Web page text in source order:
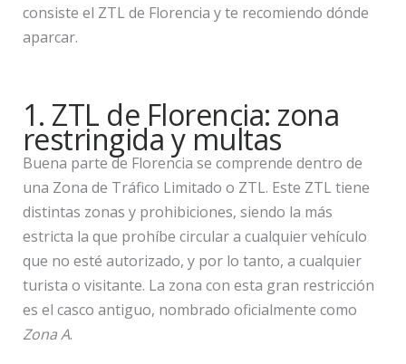
consiste el ZTL de Florencia y te recomiendo dónde
aparcar.
1. ZTL de Florencia: zona
restringida y multas
Buena parte de Florencia se comprende dentro de
una Zona de Tráfico Limitado o ZTL. Este ZTL tiene
distintas zonas y prohibiciones, siendo la más
estricta la que prohíbe circular a cualquier vehículo
que no esté autorizado, y por lo tanto, a cualquier
turista o visitante. La zona con esta gran restricción
es el casco antiguo, nombrado oficialmente como
Zona A.